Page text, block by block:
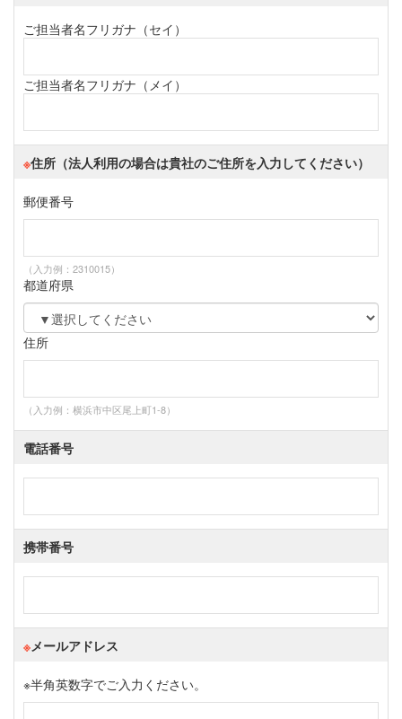
ご担当者名フリガナ（セイ）
ご担当者名フリガナ（メイ）
※住所（法人利用の場合は貴社のご住所を入力してください）
郵便番号
（入力例：2310015）
都道府県
住所
（入力例：横浜市中区尾上町1-8）
電話番号
携帯番号
※メールアドレス
※半角英数字でご入力ください。